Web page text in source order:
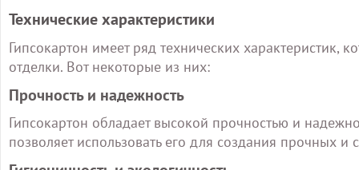
Технические характеристики
Гипсокартон имеет ряд технических
отделки. Вот некоторые из них:
Прочность и надежность
Гипсокартон обладает высокой прочностью и
позволяет использовать его для создания прочных и